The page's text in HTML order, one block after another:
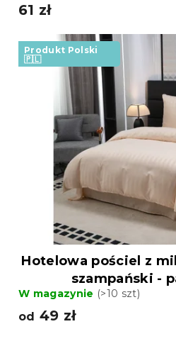
61 zł
Produkt Polski
🇵🇱
Hotelowa pościel z
szampański -
W magazynie (>10 szt)
od 49 zł